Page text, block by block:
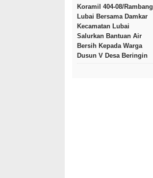
Koramil 404-08/Rambang
Lubai Bersama Damkar
Kecamatan Lubai
Salurkan Bantuan Air
Bersih Kepada Warga
Dusun V Desa Beringin